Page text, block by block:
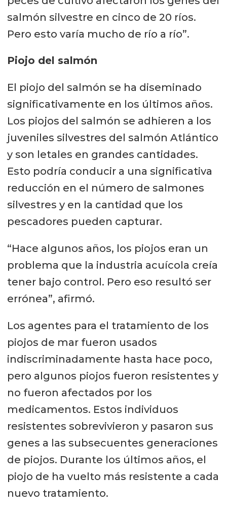
salmón silvestre en cinco de 20 ríos.
Pero esto varía mucho de río a río”.
Piojo del salmón
El piojo del salmón se ha diseminado
significativamente en los últimos años.
Los piojos del salmón se adhieren a los
juveniles silvestres del salmón Atlántico
y son letales en grandes cantidades.
Esto podría conducir a una significativa
reducción en el número de salmones
silvestres y en la cantidad que los
pescadores pueden capturar.
“Hace algunos años, los piojos eran un
problema que la industria acuícola creía
tener bajo control. Pero eso resultó ser
errónea”, afirmó.
Los agentes para el tratamiento de los
piojos de mar fueron usados
indiscriminadamente hasta hace poco,
pero algunos piojos fueron resistentes y
no fueron afectados por los
medicamentos. Estos individuos
resistentes sobrevivieron y pasaron sus
genes a las subsecuentes generaciones
de piojos. Durante los últimos años, el
piojo de ha vuelto más resistente a cada
nuevo tratamiento.